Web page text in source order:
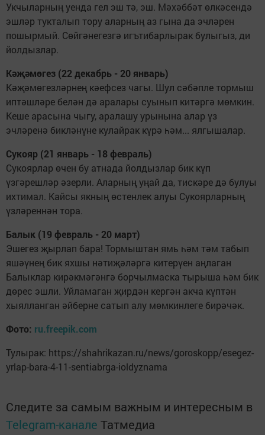
Укчыларның уенда гел эш тә, эш. Мәхәббәт өлкәсендә
эшләр тукталып тору аларның аз гына да эчләрен
пошырмый. Сөйгәнегезгә игътибарлырак булыгыз, ди
йолдызлар.
Кәҗәмөгез (22 декабрь - 20 январь)
Кәҗәмөгезләрнең кәефсез чагы. Шул сәбәпле тормыш
иптәшләре белән дә аралары суынып китәргә мөмкин.
Кеше арасына чыгу, аралашу урынына алар үз
эчләренә бикләнүне кулайрак күрә һәм... ялгышалар.
Сукояр (21 январь - 18 февраль)
Сукоярлар өчен бу атнада йолдызлар бик күп
үзгәрешләр әзерли. Аларның уңай да, тискәре дә булуы
ихтимал. Кайсы якның өстенлек алуы Сукоярларның
үзләреннән тора.
Балык (19 февраль - 20 март)
Эшегез җырлап бара! Тормыштан ямь һәм тәм табып
яшәүнең бик яхшы нәтиҗәләргә китерүен аңлаган
Балыклар кирәкмәгәнгә борчылмаска тырыша һәм бик
дөрес эшли. Уйламаган җирдән кергән акча күптән
хыялланган әйберне сатып алу мөмкинлеге бирәчәк.
Фото: ru.freepik.com
Тулырак: https://shahrikazan.ru/news/goroskopp/esegez-
yrlap-bara-4-11-sentiabrga-ioldyznama
Следите за самым важным и интересным в
Telegram-канале Татмедиа